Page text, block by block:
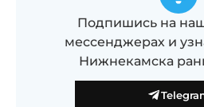
Подпишись на
мессенджерах и
Нижнекамска